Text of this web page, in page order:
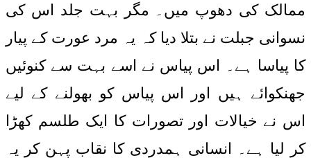
ممالک کی دھوپ میں۔ مگر بہت جلد اس کی
نسوانی جبلت نے بتلا دیا کہ یہ مرد عورت کے پیار
کا پیاسا ہے۔ اس پیاس نے اسے بہت سے کنوئیں
جھنکوائے ہیں اور اس پیاس کو بھولنے کے لیے
اس نے خیالات اور تصورات کا ایک طلسم کھڑا
کر لیا ہے۔ انسانی ہمدردی کا نقاب پہن کر یہ